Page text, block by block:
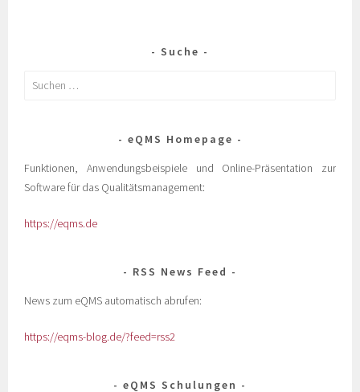
Suche
eQMS Homepage
Funktionen, Anwendungsbeispiele und Online-Präsentation zur
Software für das Qualitätsmanagement:
https://eqms.de
RSS News Feed
News zum eQMS automatisch abrufen:
https://eqms-blog.de/?feed=rss2
eQMS Schulungen